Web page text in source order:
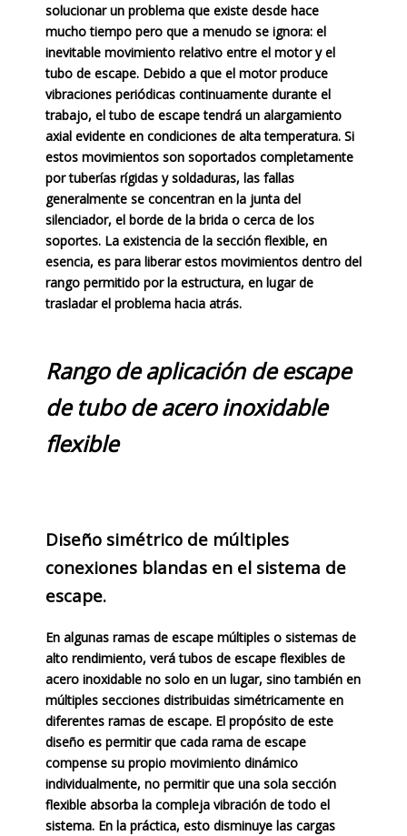
solucionar un problema que existe desde hace
mucho tiempo pero que a menudo se ignora: el
inevitable movimiento relativo entre el motor y el
tubo de escape. Debido a que el motor produce
vibraciones periódicas continuamente durante el
trabajo, el tubo de escape tendrá un alargamiento
axial evidente en condiciones de alta temperatura. Si
estos movimientos son soportados completamente
por tuberías rígidas y soldaduras, las fallas
generalmente se concentran en la junta del
silenciador, el borde de la brida o cerca de los
soportes. La existencia de la sección flexible, en
esencia, es para liberar estos movimientos dentro del
rango permitido por la estructura, en lugar de
trasladar el problema hacia atrás.
Rango de aplicación de escape
de tubo de acero inoxidable
flexible
Diseño simétrico de múltiples
conexiones blandas en el sistema de
escape.
En algunas ramas de escape múltiples o sistemas de
alto rendimiento, verá tubos de escape flexibles de
acero inoxidable no solo en un lugar, sino también en
múltiples secciones distribuidas simétricamente en
diferentes ramas de escape. El propósito de este
diseño es permitir que cada rama de escape
compense su propio movimiento dinámico
individualmente, no permitir que una sola sección
flexible absorba la compleja vibración de todo el
sistema. En la práctica, esto disminuye las cargas